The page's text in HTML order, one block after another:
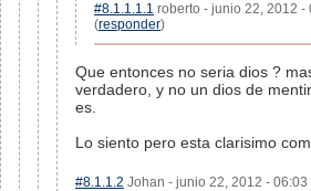
#8.1.1.1.1 roberto - junio 22, 2012 -
(responder)
Que entonces no seria dios ?
verdadero, y no un dios de
es.
Lo siento pero esta clarisimo
#8.1.1.2 Johan - junio 22, 2012 -